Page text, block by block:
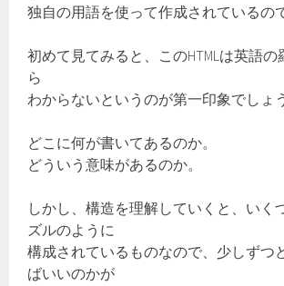
独自の用語を使って作成されているの
初めて見てみると、このHTMLは英語
ら
わからないというのが第一印象でしょ
どこに何が書いてあるのか。
どういう意味があるのか。
しかし、構造を理解していくと、いく
ズルのように
構成されているものなので、少しずつ
ばいいのかが